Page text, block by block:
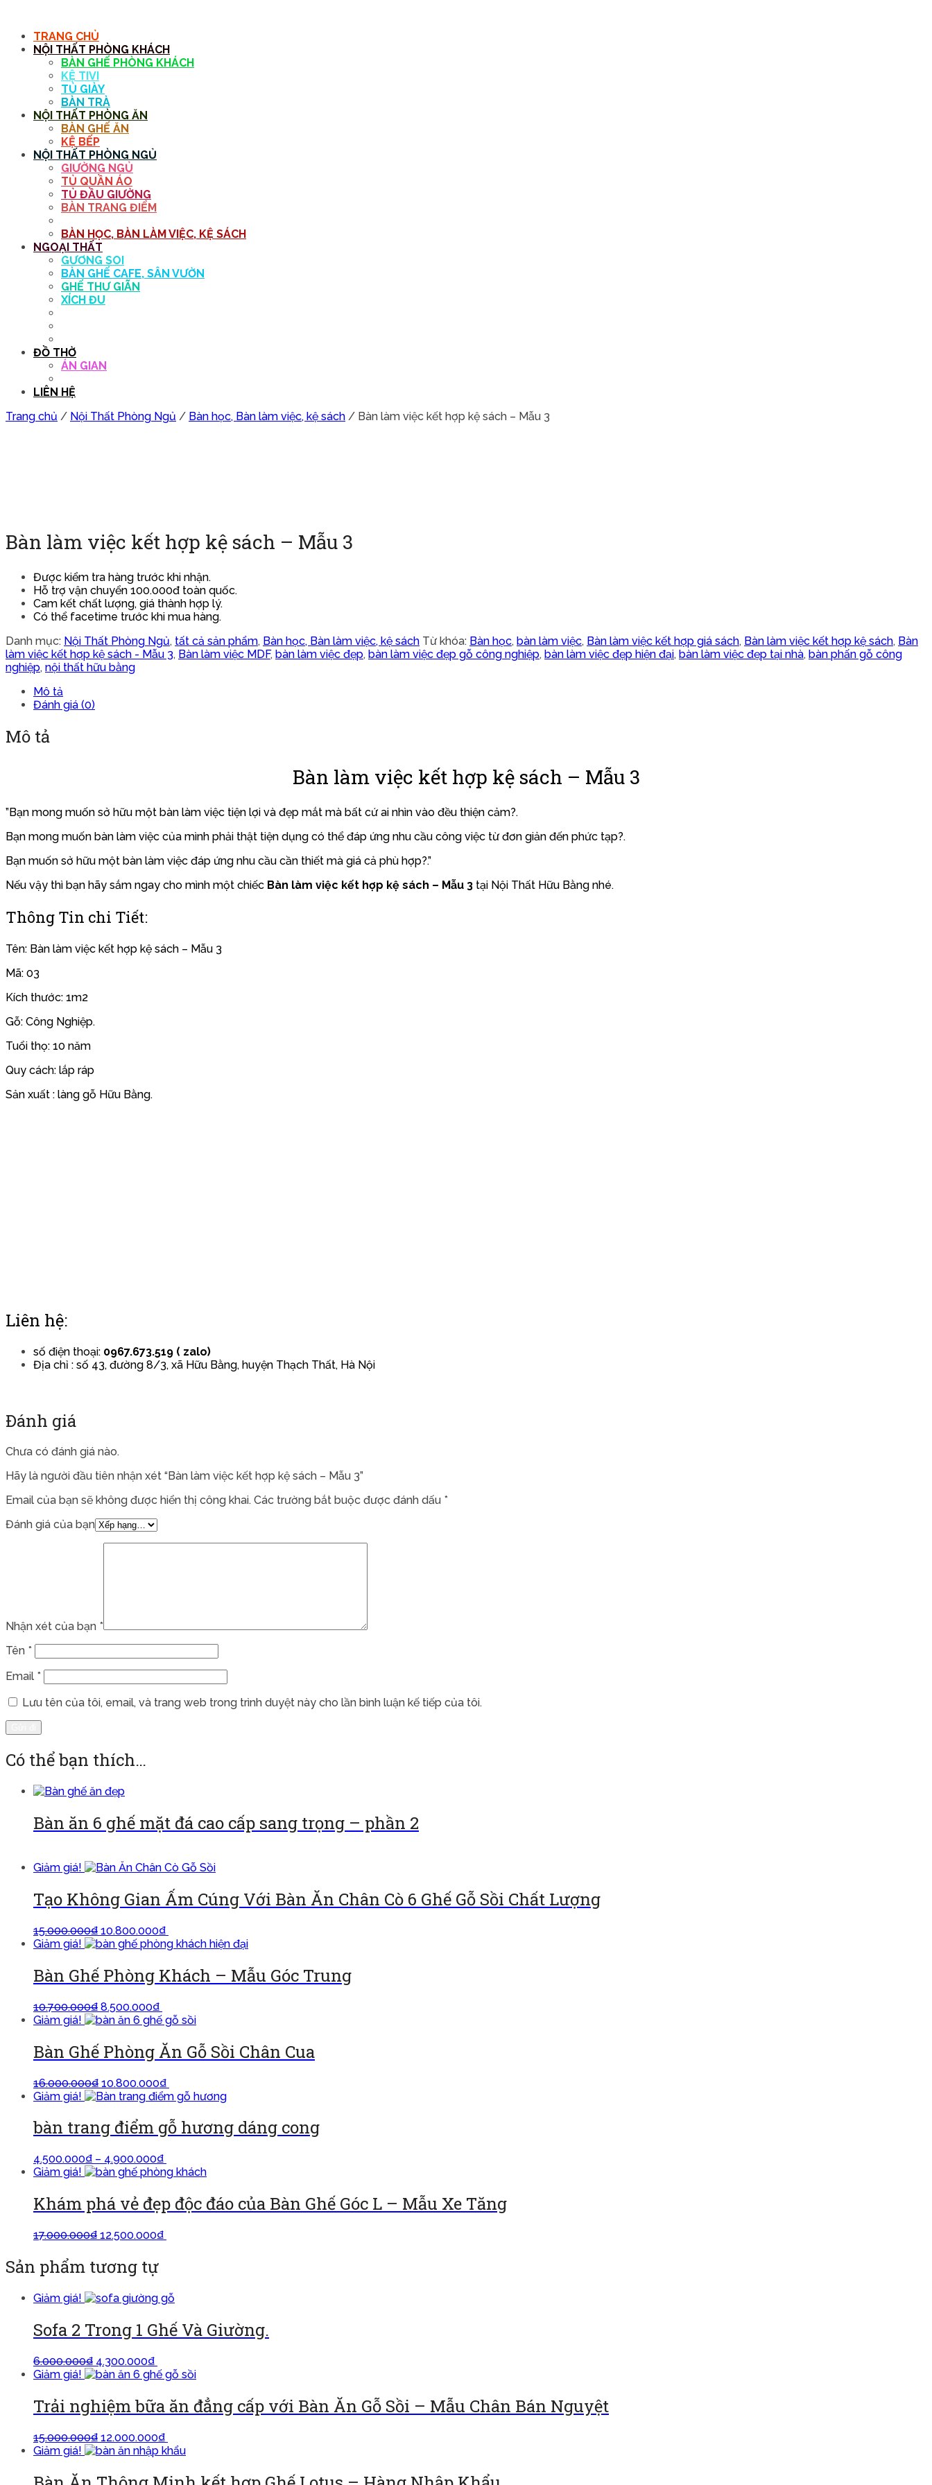
TRANG CHỦ
NỘI THẤT PHÒNG KHÁCH
BÀN GHẾ PHÒNG KHÁCH
KỆ TIVI
TỦ GIÀY
BÀN TRÀ
NỘI THẤT PHÒNG ĂN
BÀN GHẾ ĂN
KỆ BẾP
NỘI THẤT PHÒNG NGỦ
GIƯỜNG NGỦ
TỦ QUẦN ÁO
TỦ ĐẦU GIƯỜNG
BÀN TRANG ĐIỂM
BÀN HỌC, BÀN LÀM VIỆC, KỆ SÁCH
NGOẠI THẤT
GƯƠNG SOI
BÀN GHẾ CAFE, SÂN VƯỜN
GHẾ THƯ GIÃN
XÍCH ĐU
ĐỒ THỜ
ÁN GIAN
LIÊN HỆ
Trang chủ / Nội Thất Phòng Ngủ / Bàn học, Bàn làm việc, kệ sách / Bàn làm việc kết hợp kệ sách – Mẫu 3
Bàn làm việc kết hợp kệ sách – Mẫu 3
Được kiểm tra hàng trước khi nhận.
Hỗ trợ vận chuyển 100.000đ toàn quốc.
Cam kết chất lượng, giá thành hợp lý.
Có thể facetime trước khi mua hàng.
Danh mục: Nội Thất Phòng Ngủ, tất cả sản phẩm, Bàn học, Bàn làm việc, kệ sách Từ khóa: Bàn học, bàn làm việc, Bàn làm việc kết hợp giá sách, Bàn làm việc kết hợp kệ sách, Bàn
làm việc kết hợp kệ sách - Mẫu 3, Bàn làm việc MDF, bàn làm việc đẹp, bàn làm việc đẹp gỗ công nghiệp, bàn làm việc đẹp hiện đại, bàn làm việc đẹp tại nhà, bàn phấn gỗ công
nghiệp, nội thất hữu bằng
Mô tả
Đánh giá (0)
Mô tả
Bàn làm việc kết hợp kệ sách – Mẫu 3
”Bạn mong muốn sở hữu một bàn làm việc tiện lợi và đẹp mắt mà bất cứ ai nhìn vào đều thiện cảm?.
Bạn mong muốn bàn làm việc của mình phải thật tiện dụng có thể đáp ứng nhu cầu công việc từ đơn giản đến phức tạp?.
Bạn muốn sở hữu một bàn làm việc đáp ứng nhu cầu cần thiết mà giá cả phù hợp?.”
Nếu vậy thì bạn hãy sắm ngay cho mình một chiếc Bàn làm việc kết hợp kệ sách – Mẫu 3 tại Nội Thất Hữu Bằng nhé.
Thông Tin chi Tiết:
Tên: Bàn làm việc kết hợp kệ sách – Mẫu 3
Mã: 03
Kích thước: 1m2
Gỗ: Công Nghiệp.
Tuổi thọ: 10 năm
Quy cách: lắp ráp
Sản xuất : làng gỗ Hữu Bằng.
Liên hệ:
số điện thoại: 0967.673.519 ( zalo)
Địa chỉ : số 43, đường 8/3, xã Hữu Bằng, huyện Thạch Thất, Hà Nội
Đánh giá
Chưa có đánh giá nào.
Hãy là người đầu tiên nhận xét “Bàn làm việc kết hợp kệ sách – Mẫu 3”
Email của bạn sẽ không được hiển thị công khai. Các trường bắt buộc được đánh dấu *
Đánh giá của bạn
Nhận xét của bạn *
Tên *
Email *
Lưu tên của tôi, email, và trang web trong trình duyệt này cho lần bình luận kế tiếp của tôi.
Có thể bạn thích…
Bàn ăn 6 ghế mặt đá cao cấp sang trọng – phần 2
Giảm giá!
Tạo Không Gian Ấm Cúng Với Bàn Ăn Chân Cò 6 Ghế Gỗ Sồi Chất Lượng
15.000.000₫ 10.800.000₫
Giảm giá!
Bàn Ghế Phòng Khách – Mẫu Góc Trung
10.700.000₫ 8.500.000₫
Giảm giá!
Bàn Ghế Phòng Ăn Gỗ Sồi Chân Cua
16.000.000₫ 10.800.000₫
Giảm giá!
bàn trang điểm gỗ hương dáng cong
4.500.000₫ – 4.900.000₫
Giảm giá!
Khám phá vẻ đẹp độc đáo của Bàn Ghế Góc L – Mẫu Xe Tăng
17.000.000₫ 12.500.000₫
Sản phẩm tương tự
Giảm giá!
Sofa 2 Trong 1 Ghế Và Giường.
6.000.000₫ 4.300.000₫
Giảm giá!
Trải nghiệm bữa ăn đẳng cấp với Bàn Ăn Gỗ Sồi – Mẫu Chân Bán Nguyệt
15.000.000₫ 12.000.000₫
Giảm giá!